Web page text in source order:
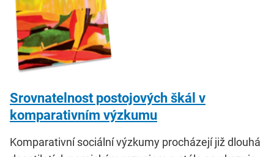
Srovnatelnost postojových škál v
komparativním výzkumu
Komparativní sociální výzkumy procházejí již dlouhá